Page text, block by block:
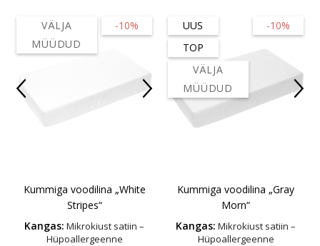
-10%
VÄLJA
MÜÜDUD
Kummiga voodilina „White
Stripes“
Kangas: Mikrokiust satiin –
Hüpoallergeenne
-10%
UUS
TOP
VÄLJA
MÜÜDUD
Kummiga voodilina „Gray
Morn“
Kangas: Mikrokiust satiin –
Hüpoallergeenne